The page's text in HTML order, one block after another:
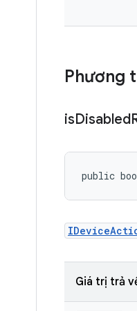
Phương
isDisabled
public
Giá trị trả